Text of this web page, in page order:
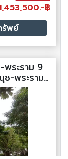
฿
รัพย์
พระราม 9
ช-พระราม